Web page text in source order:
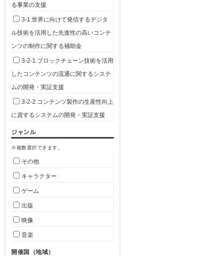
る事業の支援
3-1.世界に向けて発信するデジタ
ル技術を活用した先進性の高いコンテ
ンツの制作に関する補助金
3-2-1.ブロックチェーン技術を活用
したコンテンツの流通に関するシステ
ムの開発・実証支援
3-2-2.コンテンツ製作の生産性向上
に資するシステムの開発・実証支援
ジャンル
※複数選択できます。
その他
キャラクター
ゲーム
出版
映像
音楽
開催国（地域）